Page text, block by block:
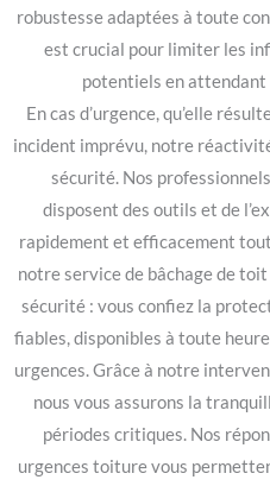
robustesse adaptées à toute
est crucial pour limiter les
potentiels en
En cas d’urgence, qu’elle
incident imprévu, notre
sécurité. Nos
disposent des outils et de
rapidement et efficacement
notre service de bâchage de
sécurité : vous confiez la
fiables, disponibles à toute
urgences. Grâce à notre
nous vous assurons la
périodes critiques. Nos
urgences toiture vous